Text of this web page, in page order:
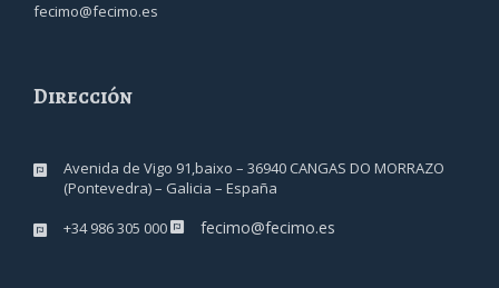
fecimo@fecimo.es
Dirección
Avenida de Vigo 91,baixo – 36940 CANGAS DO MORRAZO
(Pontevedra) – Galicia – España
+34 986 305 000
fecimo@fecimo.es